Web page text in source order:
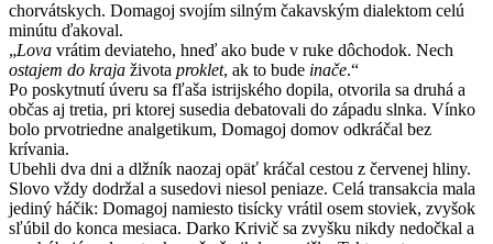
chorvátskych. Domagoj svojím silným čakavským dialektom celú
minútu ďakoval.
„Lova vrátim deviateho, hneď ako bude v ruke dôchodok. Nech
ostajem do kraja života proklet, ak to bude inače.“
Po poskytnutí úveru sa fľaša istrijského dopila, otvorila sa druhá a
občas aj tretia, pri ktorej susedia debatovali do západu slnka. Vínko
bolo prvotriedne analgetikum, Domagoj domov odkráčal bez
krívania.
Ubehli dva dni a dlžník naozaj opäť kráčal cestou z červenej hliny.
Slovo vždy dodržal a susedovi niesol peniaze. Celá transakcia mala
jediný háčik: Domagoj namiesto tisícky vrátil osem stoviek, zvyšok
sľúbil do konca mesiaca. Darko Krivič sa zvyšku nikdy nedočkal a